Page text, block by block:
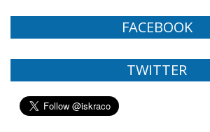
FACEBOOK
TWITTER